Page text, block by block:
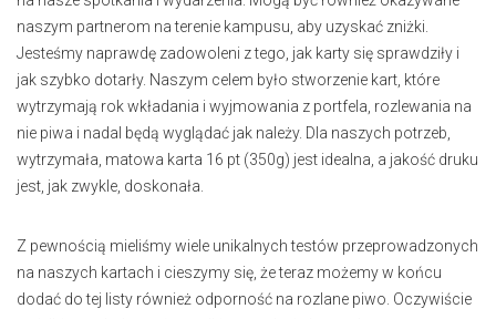
naszym partnerom na terenie kampusu, aby uzyskać zniżki.
Jesteśmy naprawdę zadowoleni z tego, jak karty się sprawdziły i
jak szybko dotarły. Naszym celem było stworzenie kart, które
wytrzymają rok wkładania i wyjmowania z portfela, rozlewania na
nie piwa i nadal będą wyglądać jak należy. Dla naszych potrzeb,
wytrzymała, matowa karta 16 pt (350g) jest idealna, a jakość druku
jest, jak zwykle, doskonała.
Z pewnością mieliśmy wiele unikalnych testów przeprowadzonych
na naszych kartach i cieszymy się, że teraz możemy w końcu
dodać do tej listy również odporność na rozlane piwo. Oczywiście